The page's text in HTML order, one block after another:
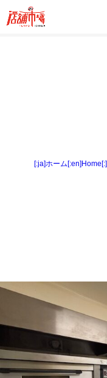
[:ja]ホーム[:en]Home[:]